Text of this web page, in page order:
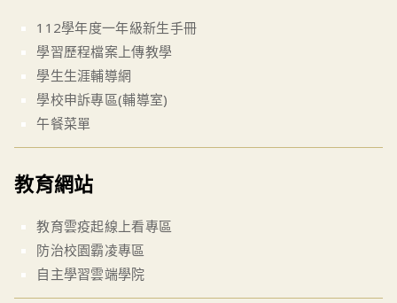
112學年度一年級新生手冊
學習歷程檔案上傳教學
學生生涯輔導網
學校申訴專區(輔導室)
午餐菜單
教育網站
教育雲疫起線上看專區
防治校園霸凌專區
自主學習雲端學院